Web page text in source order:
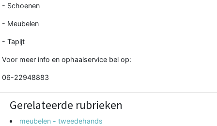
- Schoenen
- Meubelen
- Tapijt
Voor meer info en ophaalservice bel op:
06-22948883
Gerelateerde rubrieken
meubelen - tweedehands